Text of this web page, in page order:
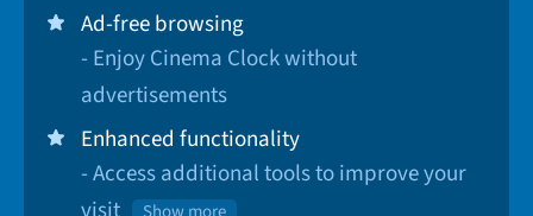
Ad-free browsing
- Enjoy Cinema Clock without
advertisements
Enhanced functionality
- Access additional tools to improve your